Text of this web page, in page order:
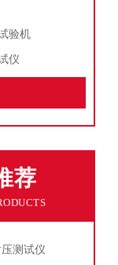
验机
仪
荐
测试仪